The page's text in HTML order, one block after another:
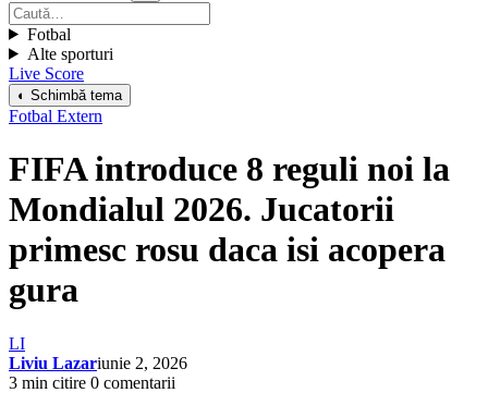
Fotbal
Alte sporturi
Live Score
◐ Schimbă tema
Fotbal Extern
FIFA introduce 8 reguli noi la
Mondialul 2026. Jucatorii
primesc rosu daca isi acopera
gura
LI
Liviu Lazariunie 2, 2026
3 min citire 0 comentarii